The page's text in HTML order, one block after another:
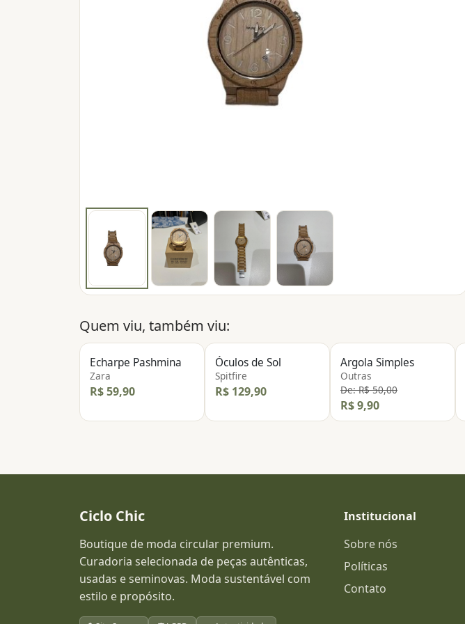
Quem viu, também viu:
Echarpe Pashmina
Zara
R$ 59,90
Óculos de Sol
Spitfire
R$ 129,90
Argola Simples
Outras
De: R$ 50,00
R$ 9,90
Ciclo Chic
Boutique de moda circular premium.
Curadoria selecionada de peças autênticas,
usadas e seminovas. Moda sustentável com
estilo e propósito.
Institucional
Sobre nós
Políticas
Contato